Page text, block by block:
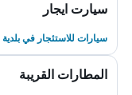
سيارت ايجار
سيارات للاستئجار في
المطارات القريبة